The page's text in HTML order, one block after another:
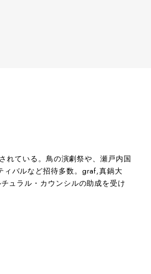
れている。鳥の演劇祭や、瀬戸内国
ィバルなど招待多数。graf,真鍋大
ュラル・カウンシルの助成を受け